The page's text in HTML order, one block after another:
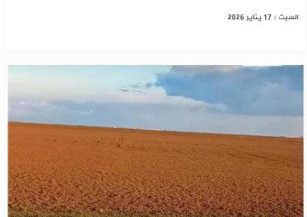
السبت : 17 يناير 2026